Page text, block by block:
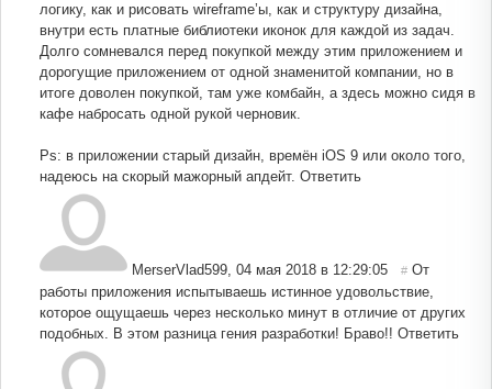
логику, как и рисовать wireframe’ы, как и структуру дизайна,
внутри есть платные библиотеки иконок для каждой из задач.
Долго сомневался перед покупкой между этим приложением и
дорогущие приложением от одной знаменитой компании, но в
итоге доволен покупкой, там уже комбайн, а здесь можно сидя в
кафе набросать одной рукой черновик.
Ps: в приложении старый дизайн, времён iOS 9 или около того,
надеюсь на скорый мажорный апдейт. Ответить
MerserVlad599, 04 мая 2018 в 12:29:05 # От
работы приложения испытываешь истинное удовольствие,
которое ощущаешь через несколько минут в отличие от других
подобных. В этом разница гения разработки! Браво!! Ответить